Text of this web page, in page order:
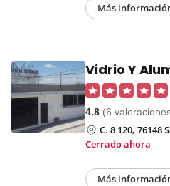
Más
Vidrio Y
4.8 (6
C. 8 120,
Cerrado ahora
Más